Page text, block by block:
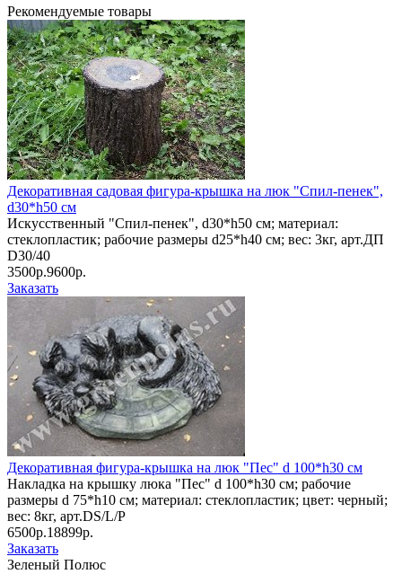
Рекомендуемые товары
Декоративная садовая фигура-крышка на люк "Спил-пенек",
d30*h50 см
Искусственный "Спил-пенек", d30*h50 см; материал:
стеклопластик; рабочие размеры d25*h40 см; вес: 3кг, арт.ДП
D30/40
3500р.9600р.
Заказать
Декоративная фигура-крышка на люк "Пес" d 100*h30 см
Накладка на крышку люка "Пес" d 100*h30 см; рабочие
размеры d 75*h10 см; материал: стеклопластик; цвет: черный;
вес: 8кг, арт.DS/L/P
6500р.18899р.
Заказать
Зеленый Полюс